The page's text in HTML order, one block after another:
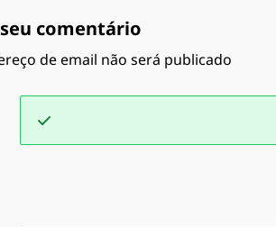
comentário
de email não será publicado